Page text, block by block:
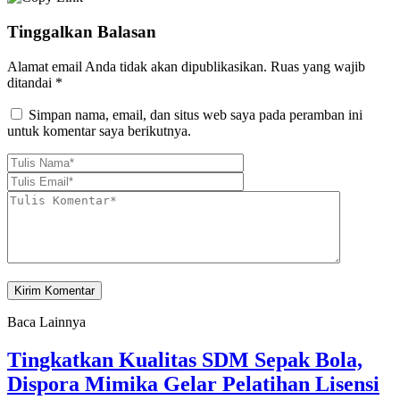
Tinggalkan Balasan
Alamat email Anda tidak akan dipublikasikan. Ruas yang wajib
ditandai *
Simpan nama, email, dan situs web saya pada peramban ini
untuk komentar saya berikutnya.
Baca Lainnya
Tingkatkan Kualitas SDM Sepak Bola,
Dispora Mimika Gelar Pelatihan Lisensi